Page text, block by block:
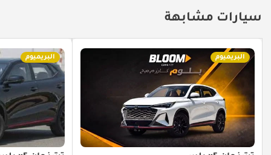
سيارات مشابهة
البريميوم البريميوم